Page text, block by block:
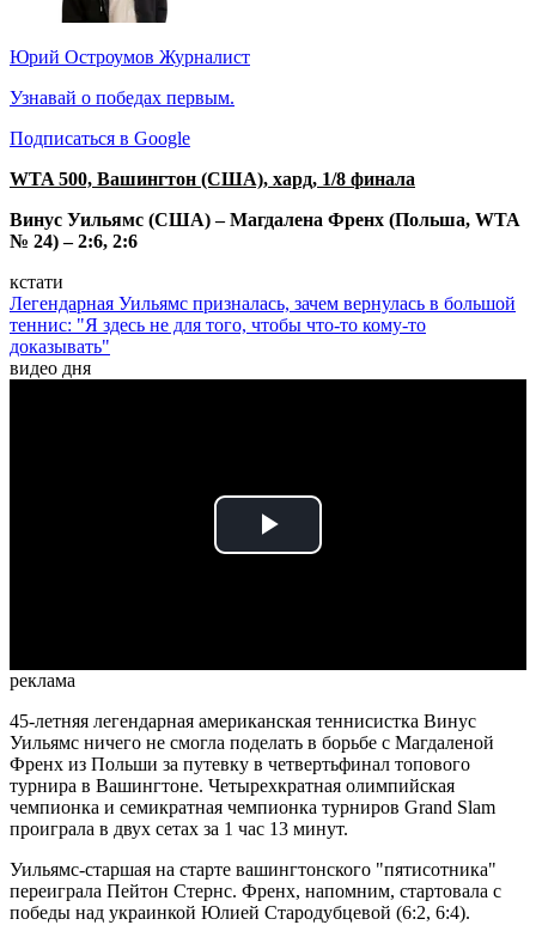
Юрий Остроумов Журналист
Узнавай о победах первым.
Подписаться в Google
WTA 500, Вашингтон (США), хард, 1/8 финала
Винус Уильямс (США) – Магдалена Френх (Польша, WTA
№ 24) – 2:6, 2:6
кстати
Легендарная Уильямс призналась, зачем вернулась в большой
теннис: "Я здесь не для того, чтобы что-то кому-то
доказывать"
видео дня
Play
реклама
45-летняя легендарная американская теннисистка Винус
Уильямс ничего не смогла поделать в борьбе с Магдаленой
Френх из Польши за путевку в четвертьфинал топового
турнира в Вашингтоне. Четырехкратная олимпийская
чемпионка и семикратная чемпионка турниров Grand Slam
проиграла в двух сетах за 1 час 13 минут.
Уильямс-старшая на старте вашингтонского "пятисотника"
переиграла Пейтон Стернс. Френх, напомним, стартовала с
победы над украинкой Юлией Стародубцевой (6:2, 6:4).